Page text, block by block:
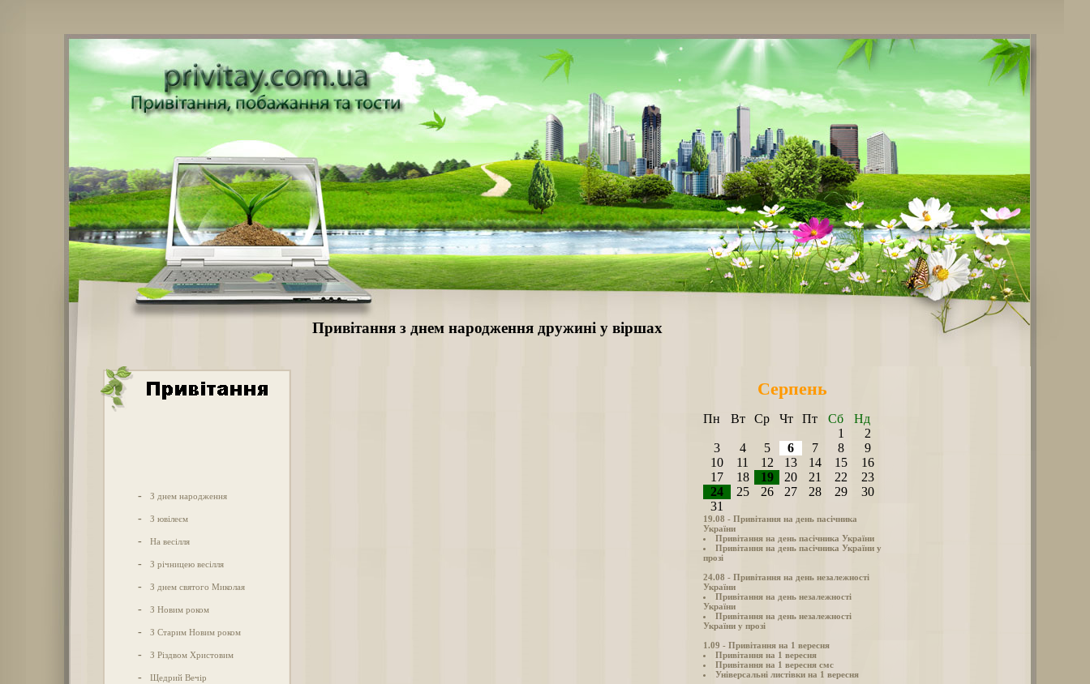
Привітання з днем народження дружині у віршах
- З днем народження
- З ювілеєм
- На весілля
- З річницею весілля
- З днем святого Миколая
- З Новим роком
- З Старим Новим роком
- З Різдвом Христовим
- Щедрий Вечір
Серпень
Пн Вт Ср Чт Пт Сб
Нд
1
2
3
4 5 6 7 8
9
10
11 12 13 14 15
16
17
18 19 20 21 22
23
24
25 26 27 28 29
30
31
19.08 - Привітання на день пасічника
України
Привітання на день пасічника України
Привітання на день пасічника України у
прозі
24.08 - Привітання на день незалежності
України
Привітання на день незалежності
України
Привітання на день незалежності
України у прозі
1.09 - Привітання на 1 вересня
Привітання на 1 вересня
Привітання на 1 вересня смс
Універсальні листівки на 1 вересня